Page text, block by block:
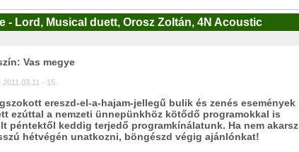
- Lord, Musical duett, Orosz Zoltán, 4N Acoustic
Vas megye
2011.03.11 - 15.
ereszd-el-a-hajam-jellegű bulik és zenés események
ezúttal a nemzeti ünnepünkhöz kötődő programokkal is
péntektől keddig terjedő programkínálatunk. Ha nem akarsz
hétvégén unatkozni, böngészd végig ajánlónkat!